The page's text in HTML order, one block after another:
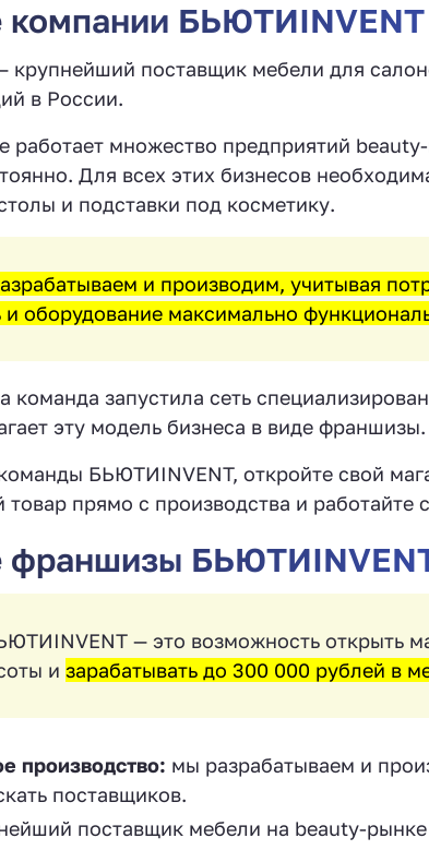
компании БЬЮТИINVENT
поставщик мебели для
в России.
работает множество предприятий
Для всех этих бизнесов
и подставки под косметику.
и производим, учитывая
оборудование максимально
команда запустила сеть
эту модель бизнеса в виде франшизы.
БЬЮТИINVENT, откройте свой
товар прямо с производства и
франшизы
— это возможность открыть
и зарабатывать до 300 000 рублей в
производство: мы разрабатываем и
поставщиков.
поставщик мебели на beauty-